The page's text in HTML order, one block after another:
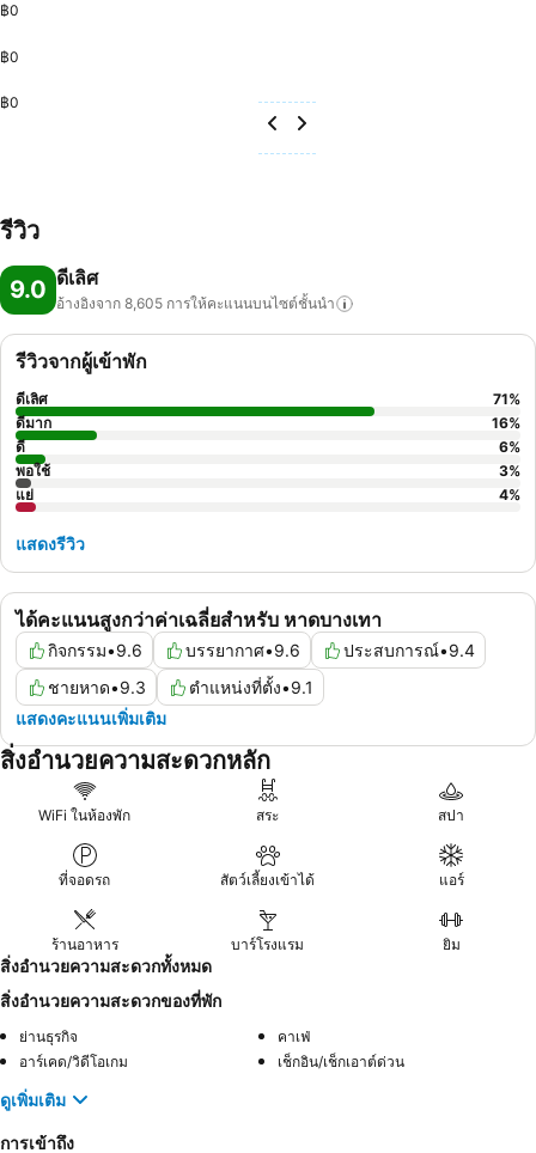
฿0
฿0
฿0
รีวิว
9.0 ดีเลิศ
อ้างอิงจาก 8,605 การให้คะแนนบนไซต์ชั้นนำ
ได้คะแนนสูงกว่าค่าเฉลี่ยสำหรับ หาดบางเทา
กิจกรรม•9.6 บรรยากาศ•9.6 ประสบการณ์•9.4
ชายหาด•9.3 ตำแหน่งที่ตั้ง•9.1
แสดงคะแนนเพิ่มเติม
รีวิวจากผู้เข้าพัก
ดีเลิศ 71%
ดีมาก
16%
ดี
6%
พอใช้
3%
แย่
4%
แสดงรีวิว
สิ่งอำนวยความสะดวกหลัก
WiFi ในห้องพัก สระ สปา
ที่จอดรถ สัตว์เลี้ยงเข้าได้ แอร์
ร้านอาหาร บาร์โรงแรม ยิม
สิ่งอำนวยความสะดวกทั้งหมด
สิ่งอำนวยความสะดวกของที่พัก
ย่านธุรกิจ
คาเฟ่
อาร์เคด/วิดีโอเกม
เช็กอิน/เช็กเอาต์ด่วน
ดูเพิ่มเติม
การเข้าถึง